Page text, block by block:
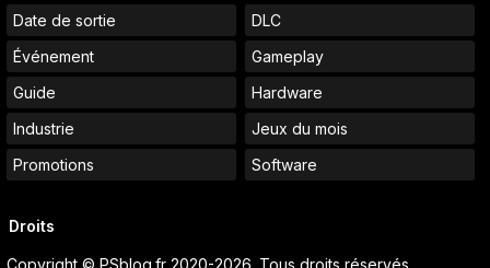
Date de sortie
DLC
Événement
Gameplay
Guide
Hardware
Industrie
Jeux du mois
Promotions
Software
Droits
Copyright © PSblog.fr 2020-2026. Tous droits réservés.